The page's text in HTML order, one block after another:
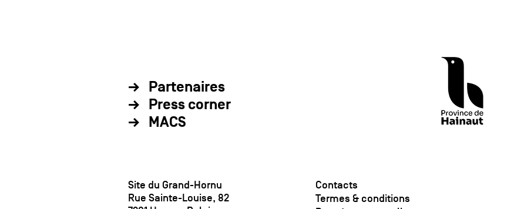
Partenaires
Press corner
MACS
Site du Grand-Hornu
Rue Sainte-Louise, 82
Contacts
Termes & conditions